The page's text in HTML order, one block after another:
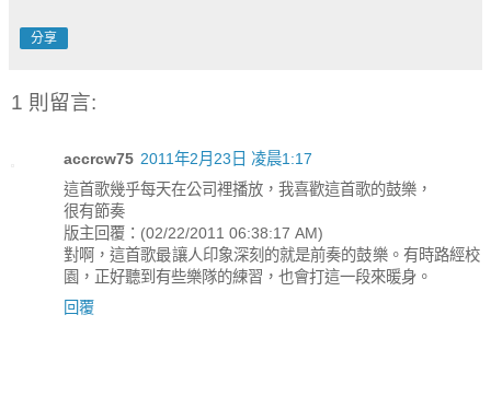
分享
1 則留言:
accrcw75 2011年2月23日 凌晨1:17
這首歌幾乎每天在公司裡播放，我喜歡這首歌的鼓樂，
很有節奏
版主回覆：(02/22/2011 06:38:17 AM)
對啊，這首歌最讓人印象深刻的就是前奏的鼓樂。有時路經校
園，正好聽到有些樂隊的練習，也會打這一段來暖身。
回覆